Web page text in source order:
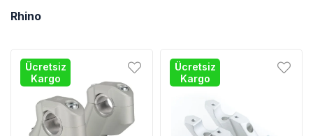
Rhino
Ücretsiz
Kargo
Ücretsiz
Kargo